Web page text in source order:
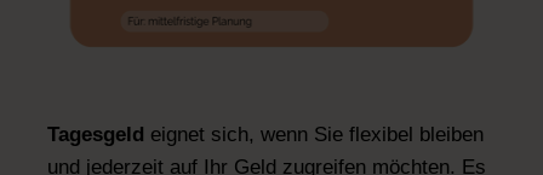
Tagesgeld eignet sich, wenn Sie flexibel bleiben
und jederzeit auf Ihr Geld zugreifen möchten. Es